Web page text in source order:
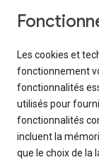
Les cookies et
fonctionnement
fonctionnalités
utilisés pour
fonctionnalités
incluent la
que le choix de la